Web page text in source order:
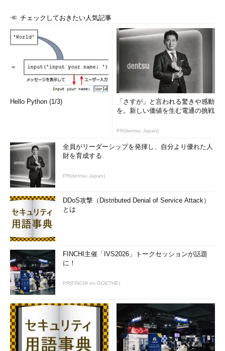
チェックしておきたい人気記事
Hello Python (1/3)
「さすが」と言われる驚きや感動
を。新しい価値を生む電通の挑戦
PR(dentsu Japan)
全員がリーダーシップを発揮し、自分より優れた人
財を育成する
PR(dentsu Japan)
DDoS攻撃（Distributed Denial of Service Attack）
とは
FINCHI主催「IVS2026」トークセッションが話題
に！
PR(FINCHI on GOETHE)